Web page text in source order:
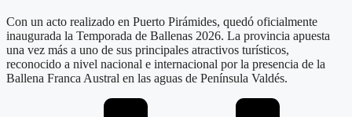
Con un acto realizado en Puerto Pirámides, quedó oficialmente
inaugurada la Temporada de Ballenas 2026. La provincia apuesta
una vez más a uno de sus principales atractivos turísticos,
reconocido a nivel nacional e internacional por la presencia de la
Ballena Franca Austral en las aguas de Península Valdés.